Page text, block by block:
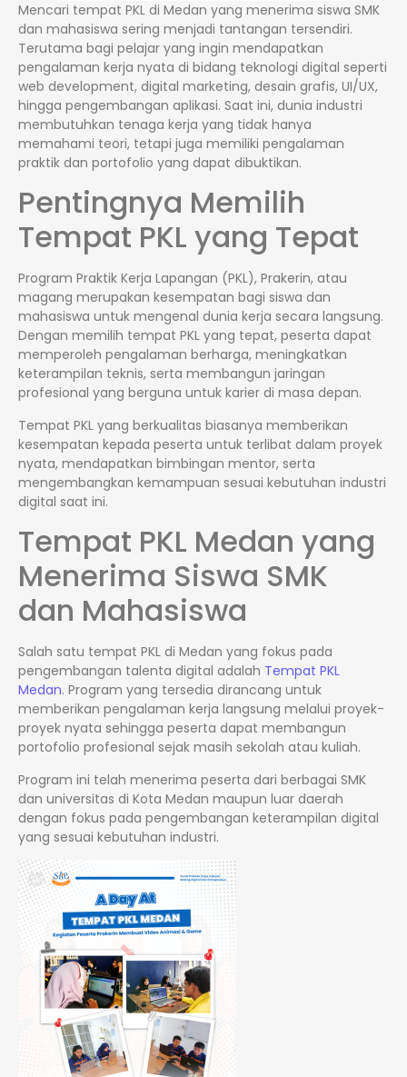
Mencari tempat PKL di Medan yang menerima siswa SMK
dan mahasiswa sering menjadi tantangan tersendiri.
Terutama bagi pelajar yang ingin mendapatkan
pengalaman kerja nyata di bidang teknologi digital seperti
web development, digital marketing, desain grafis, UI/UX,
hingga pengembangan aplikasi. Saat ini, dunia industri
membutuhkan tenaga kerja yang tidak hanya
memahami teori, tetapi juga memiliki pengalaman
praktik dan portofolio yang dapat dibuktikan.
Pentingnya Memilih
Tempat PKL yang Tepat
Program Praktik Kerja Lapangan (PKL), Prakerin, atau
magang merupakan kesempatan bagi siswa dan
mahasiswa untuk mengenal dunia kerja secara langsung.
Dengan memilih tempat PKL yang tepat, peserta dapat
memperoleh pengalaman berharga, meningkatkan
keterampilan teknis, serta membangun jaringan
profesional yang berguna untuk karier di masa depan.
Tempat PKL yang berkualitas biasanya memberikan
kesempatan kepada peserta untuk terlibat dalam proyek
nyata, mendapatkan bimbingan mentor, serta
mengembangkan kemampuan sesuai kebutuhan industri
digital saat ini.
Tempat PKL Medan yang
Menerima Siswa SMK
dan Mahasiswa
Salah satu tempat PKL di Medan yang fokus pada
pengembangan talenta digital adalah Tempat PKL
Medan. Program yang tersedia dirancang untuk
memberikan pengalaman kerja langsung melalui proyek-
proyek nyata sehingga peserta dapat membangun
portofolio profesional sejak masih sekolah atau kuliah.
Program ini telah menerima peserta dari berbagai SMK
dan universitas di Kota Medan maupun luar daerah
dengan fokus pada pengembangan keterampilan digital
yang sesuai kebutuhan industri.